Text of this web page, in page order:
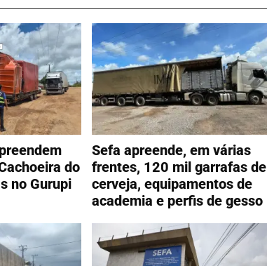
do
no Gurupi
Sefa apreende, em várias
frentes, 120 mil garrafas de
cerveja, equipamentos de
academia e perfis de gesso